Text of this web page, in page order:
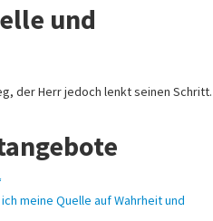
und
der Herr jedoch lenkt seinen Schritt.
meine Quelle auf Wahrheit und